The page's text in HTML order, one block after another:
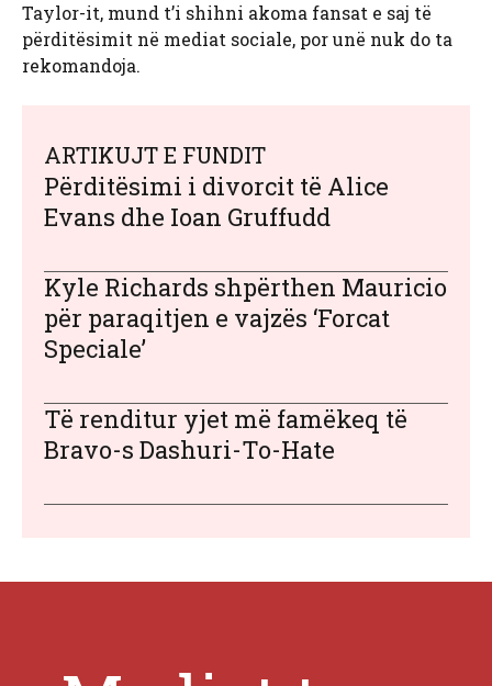
Taylor-it, mund t’i shihni akoma fansat e saj të
përditësimit në mediat sociale, por unë nuk do ta
rekomandoja.
ARTIKUJT E FUNDIT
Përditësimi i divorcit të Alice
Evans dhe Ioan Gruffudd
Kyle Richards shpërthen Mauricio
për paraqitjen e vajzës ‘Forcat
Speciale’
Të renditur yjet më famëkeq të
Bravo-s Dashuri-To-Hate